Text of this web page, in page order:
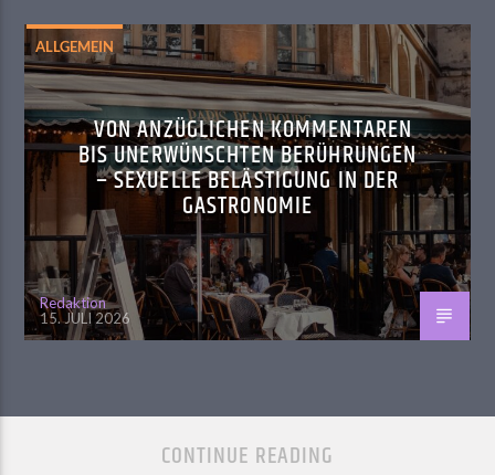
ALLGEMEIN
VON ANZÜGLICHEN KOMMENTAREN
BIS UNERWÜNSCHTEN BERÜHRUNGEN
– SEXUELLE BELÄSTIGUNG IN DER
GASTRONOMIE
Redaktion
15. JULI 2026
CONTINUE READING